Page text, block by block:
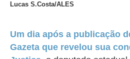
Lucas S.Costa/ALES
Um dia após a publicação
Gazeta que revelou sua